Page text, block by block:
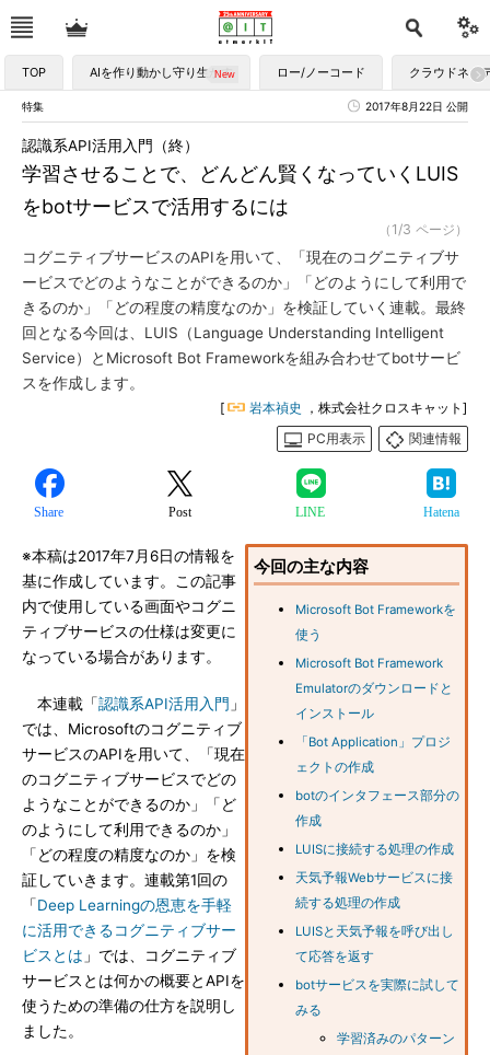
TOP AIを作り動かし守り生かす ロー/ノーコード クラウドネイ
特集 2017年8月22日 公開
学習させることで、どんどん賢くなっていくLUIS
をbotサービスで活用するには
認識系API活用入門（終）
（1/3 ページ）
コグニティブサービスのAPIを用いて、「現在のコグニティブサ
ービスでどのようなことができるのか」「どのようにして利用で
きるのか」「どの程度の精度なのか」を検証していく連載。最終
回となる今回は、LUIS（Language Understanding Intelligent
Service）とMicrosoft Bot Frameworkを組み合わせてbotサービ
スを作成します。
[ 岩本禎史
，株式会社クロスキャット]
PC用表示
関連情報
Share Post LINE Hatena
今回の主な内容
Microsoft Bot Frameworkを
使う
Microsoft Bot Framework
Emulatorのダウンロードと
インストール
「Bot Application」プロジ
ェクトの作成
botのインタフェース部分の
作成
LUISに接続する処理の作成
天気予報Webサービスに接
続する処理の作成
LUISと天気予報を呼び出し
て応答を返す
botサービスを実際に試して
みる
学習済みのパターン
※本稿は2017年7月6日の情報を
基に作成しています。この記事
内で使用している画面やコグニ
ティブサービスの仕様は変更に
なっている場合があります。
本連載「認識系API活用入門 」
では、Microsoftのコグニティブ
サービスのAPIを用いて、「現在
のコグニティブサービスでどの
ようなことができるのか」「ど
のようにして利用できるのか」
「どの程度の精度なのか」を検
証していきます。連載第1回の
「Deep Learningの恩恵を手軽
に活用できるコグニティブサー
ビスとは 」では、コグニティブ
サービスとは何かの概要とAPIを
使うための準備の仕方を説明し
ました。